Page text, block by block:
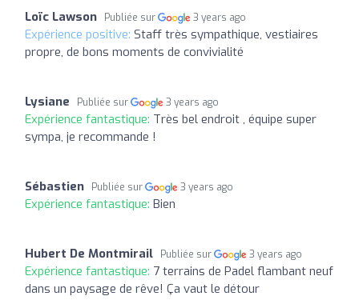
Loïc Lawson Publiée sur 3 years ago
Expérience positive: Staff très sympathique, vestiaires
propre, de bons moments de convivialité
Lysiane Publiée sur 3 years ago
Expérience fantastique: Très bel endroit , équipe super
sympa, je recommande !
Sébastien Publiée sur 3 years ago
Expérience fantastique: Bien
Hubert De Montmirail Publiée sur 3 years ago
Expérience fantastique: 7 terrains de Padel flambant neuf
dans un paysage de rêve! Ça vaut le détour